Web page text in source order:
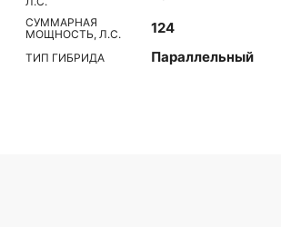
СУММАРНАЯ
МОЩНОСТЬ, Л.С.
124
ТИП ГИБРИДА Параллельный